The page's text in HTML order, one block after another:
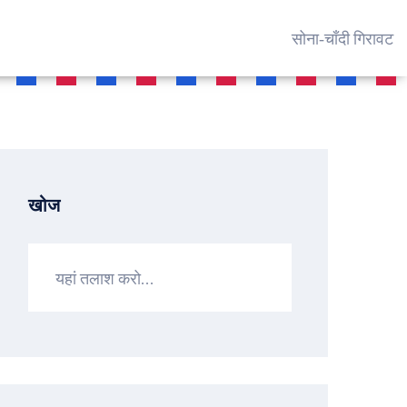
सोना‑चाँदी गिरावट
खोज